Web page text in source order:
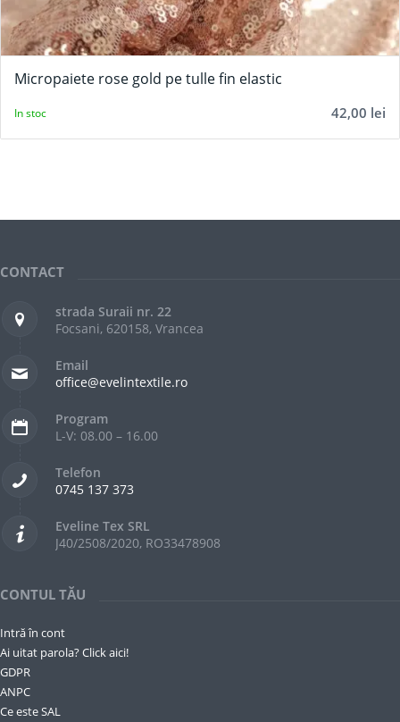
Micropaiete rose gold pe tulle fin elastic
42,00 lei
In stoc
CONTACT
strada Suraii nr. 22
Focsani, 620158, Vrancea
Email
office@evelintextile.ro
Program
L-V: 08.00 – 16.00
Telefon
0745 137 373
Eveline Tex SRL
J40/2508/2020, RO33478908
CONTUL TĂU
Intră în cont
Ai uitat parola? Click aici!
GDPR
ANPC
Ce este SAL